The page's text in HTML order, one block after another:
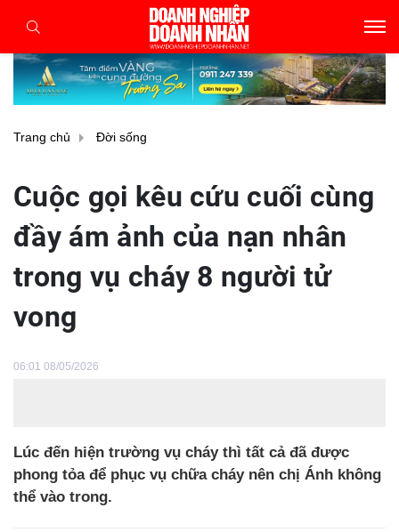
Trang chủ Đời sống
Cuộc gọi kêu cứu cuối cùng
đầy ám ảnh của nạn nhân
trong vụ cháy 8 người tử
vong
06:01 08/05/2026
Lúc đến hiện trường vụ cháy thì tất cả đã được
phong tỏa để phục vụ chữa cháy nên chị Ánh không
thể vào trong.